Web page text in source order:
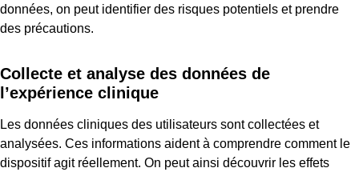
données, on peut identifier des risques potentiels et prendre
des précautions.
Collecte et analyse des données de
l’expérience clinique
Les données cliniques des utilisateurs sont collectées et
analysées. Ces informations aident à comprendre comment le
dispositif agit réellement. On peut ainsi découvrir les effets